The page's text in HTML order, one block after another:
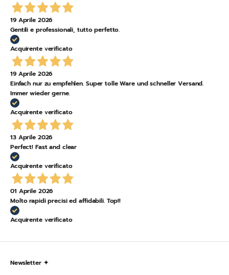
19 Aprile 2026
Gentili e professionali, tutto perfetto.
Acquirente verificato
19 Aprile 2026
Einfach nur zu empfehlen. Super tolle Ware und schneller Versand.
Immer wieder gerne.
Acquirente verificato
13 Aprile 2026
Perfect! Fast and clear
Acquirente verificato
01 Aprile 2026
Molto rapidi precisi ed affidabili. Top!!
Acquirente verificato
Newsletter ✦